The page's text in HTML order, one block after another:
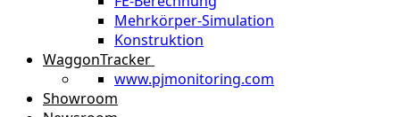
Mehrkörper-Simulation
Konstruktion
WaggonTracker
www.pjmonitoring.com
Showroom